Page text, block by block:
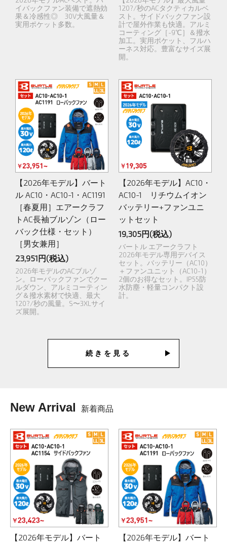
イバックファン装備で遮熱効
果＆冷感性◎ 30V大風量＆
実用ポケット多数。
120?/秒のACタクティカルベ
スト。サイドバックファン設
計で屋外作業も快適。アルミ
コーティング［-9℃］＆撥水
加工。実用ポケット、フルハ
ーネス対応。豊富なサイズ展
開。
【2026年モデル】バート
ル AC10・AC10-1・AC1191
［春夏用］エアークラフ
トAC長袖ブルゾン（ロー
バック仕様・セット）
［男女兼用］
23,951円(税込)
2026年モデルのACブルゾ
ン。ローバックファンでクー
ルダウン、アルミコーティン
グ＆撥水素材で快適、最大
120?/秒の風量。S〜3XLサイ
ズ展開。
【2026年モデル】AC10・
AC10-1 リチウムイオン
バッテリー+ファンユニ
ットセット
19,305円(税込)
バートル エアークラフト
2026年モデル専用デバイス
セット。バッテリー（AC10）
＋ファンユニット（AC10-1）
2個のお得なセット。IP55防
水防塵・軽量コンパクト設
計。
続きを見る
New Arrival 新着商品
【2026年モデル】バート
【2026年モデル】バート